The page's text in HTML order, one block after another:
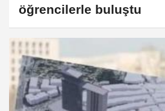
öğrencilerle buluştu